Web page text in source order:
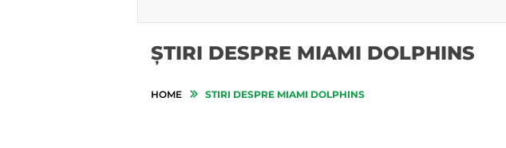
ȘTIRI DESPRE MIAMI DOLPHINS
HOME STIRI DESPRE MIAMI DOLPHINS